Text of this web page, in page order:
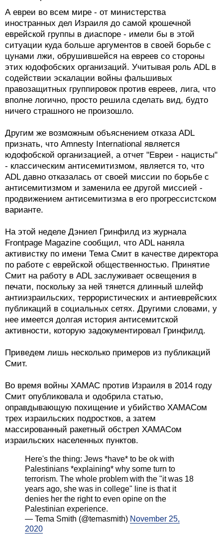
А евреи во всем мире - от министерства
иностранных дел Израиля до самой крошечной
еврейской группы в диаспоре - имели бы в этой
ситуации куда больше аргументов в своей борьбе с
цунами лжи, обрушившейся на евреев со стороны
этих юдофобских организаций. Учитывая роль ADL в
содействии эскалации войны фальшивых
правозащитных группировок против евреев, лига, что
вполне логично, просто решила сделать вид, будто
ничего страшного не произошло.
Другим же возможным объяснением отказа ADL
признать, что Amnesty International является
юдофобской организацией, а отчет "Евреи - нацисты"
- классическим антисемитизмом, является то, что
ADL давно отказалась от своей миссии по борьбе с
антисемитизмом и заменила ее другой миссией -
продвижением антисемитизма в его прогрессистском
варианте.
На этой неделе Дэниел Гринфилд из журнала
Frontpage Magazine сообщил, что ADL наняла
активистку по имени Тема Смит в качестве директора
по работе с еврейской общественностью. Принятие
Смит на работу в ADL заслуживает освещения в
печати, поскольку за ней тянется длинный шлейф
антиизраильских, террористических и антиеврейских
публикаций в социальных сетях. Другими словами, у
нее имеется долгая история антисемитской
активности, которую задокументировал Гринфилд.
Приведем лишь несколько примеров из публикаций
Смит.
Во время войны ХАМАС против Израиля в 2014 году
Смит опубликовала и одобрила статью,
оправдывающую похищение и убийство ХАМАСом
трех израильских подростков, а затем
массированный ракетный обстрел ХАМАСом
израильских населенных пунктов.
Here's the thing: Jews *have* to be ok with
Palestinians *explaining* why some turn to
terrorism. The whole problem with the "it was 18
years ago, she was in college" line is that it
denies her the right to even opine on the
Palestinian experience.
— Tema Smith (@temasmith) November 25,
2020